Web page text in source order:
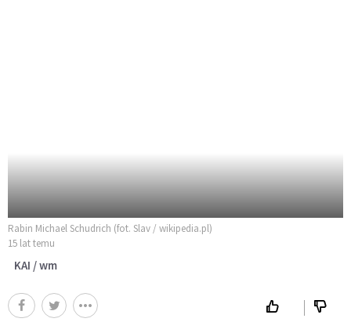
Rabin Michael Schudrich (fot. Slav / wikipedia.pl)
15 lat temu
KAI / wm